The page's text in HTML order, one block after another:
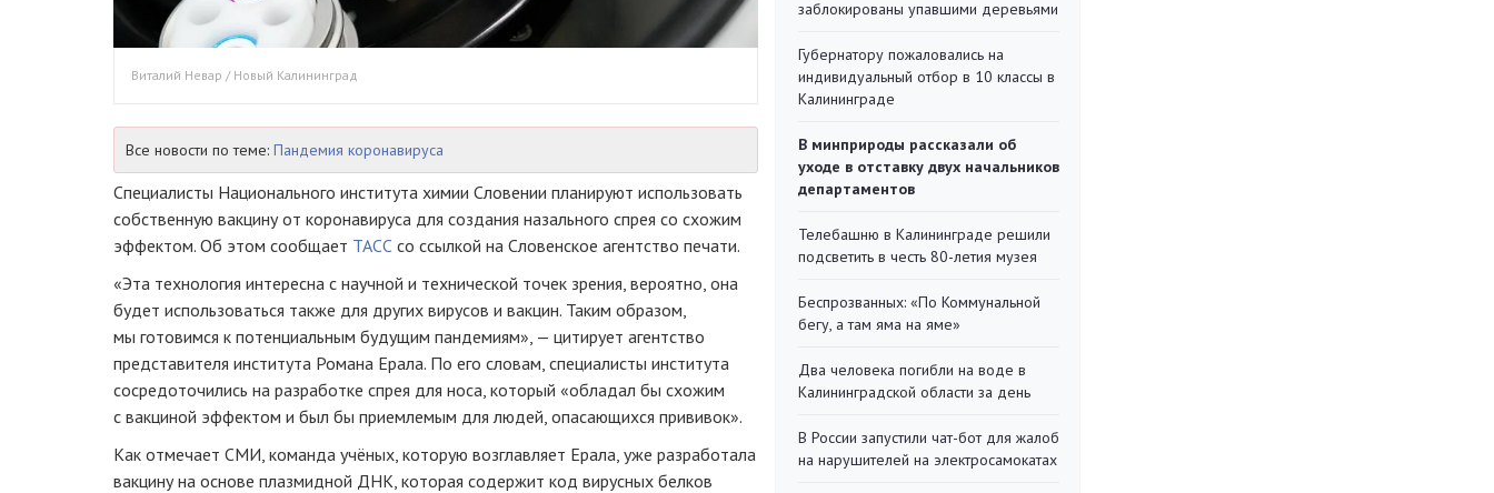
Виталий Невар / Новый Калининград
Все новости по теме: Пандемия коронавируса
Специалисты Национального института химии Словении планируют использовать
собственную вакцину от коронавируса для создания назального спрея со схожим
эффектом. Об этом сообщает ТАСС со ссылкой на Словенское агентство печати.
«Эта технология интересна с научной и технической точек зрения, вероятно, она
будет использоваться также для других вирусов и вакцин. Таким образом,
мы готовимся к потенциальным будущим пандемиям», — цитирует агентство
представителя института Романа Ерала. По его словам, специалисты института
сосредоточились на разработке спрея для носа, который «обладал бы схожим
с вакциной эффектом и был бы приемлемым для людей, опасающихся прививок».
Как отмечает СМИ, команда учёных, которую возглавляет Ерала, уже разработала
вакцину на основе плазмидной ДНК, которая содержит код вирусных белков
заблокированы упавшими деревьями
Губернатору пожаловались на
индивидуальный отбор в 10 классы в
Калининграде
В минприроды рассказали об
уходе в отставку двух начальников
департаментов
Телебашню в Калининграде решили
подсветить в честь 80-летия музея
Беспрозванных: «По Коммунальной
бегу, а там яма на яме»
Два человека погибли на воде в
Калининградской области за день
В России запустили чат-бот для жалоб
на нарушителей на электросамокатах